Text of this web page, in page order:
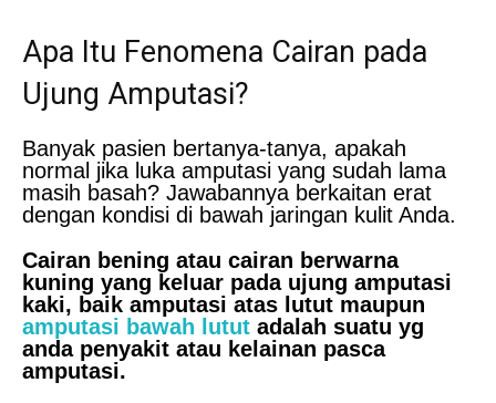
Apa Itu Fenomena Cairan pada
Ujung Amputasi?
Banyak pasien bertanya-tanya, apakah
normal jika luka amputasi yang sudah lama
masih basah? Jawabannya berkaitan erat
dengan kondisi di bawah jaringan kulit Anda.
Cairan bening atau cairan berwarna
kuning yang keluar pada ujung amputasi
kaki, baik amputasi atas lutut maupun
amputasi bawah lutut adalah suatu yg
anda penyakit atau kelainan pasca
amputasi.